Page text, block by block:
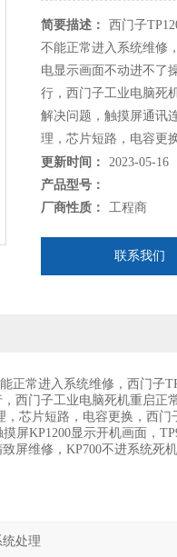
简要描述：
西门子
不能正常进入系统维修
电显示画面不动进不了
行，西门子工业电脑死
解决问题，触摸屏通讯
理，芯片短路，电容更
更新时间：
2023-05-16
产品型号：
厂商性质：
工程商
联系我们
能正常进入系统维修，西门子
西门子工业电脑死机重启正
芯片短路，电容更换，西门
屏KP1200显示开机画面，
屏维修，KP700不进系统死